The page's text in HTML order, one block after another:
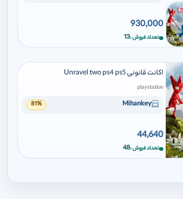
930,000
تعداد فروش 13
اکانت قانونی Unravel two ps4 ps5
playstation
Mihankey
81%
44,640
تعداد فروش 48